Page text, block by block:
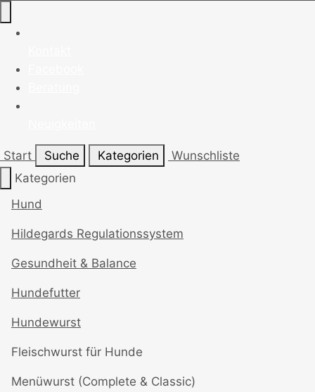
Start Suche Kategorien
Wunschliste
Kategorien
Hund
Hildegards Regulationssystem
Gesundheit & Balance
Hundefutter
Hundewurst
Fleischwurst für Hunde
Menüwurst (Complete & Classic)